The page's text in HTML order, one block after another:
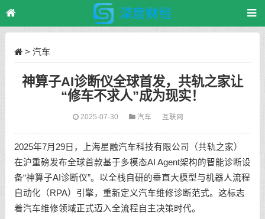
> 汽车
神算子AI诊断仪全球首发，共轨之家让
“修车不求人”成为现实！
2025-07-30 汽车 互联网
2025年7月29日，上海星融汽车科技有限公司（共轨之家）
在沪重磅发布全球首款基于多模态AI Agent架构的智能诊断设
备“神算子AI诊断仪”。以全栈自研的垂直大模型与机器人流程
自动化（RPA）引擎，重新定义汽车维修诊断范式。这标志
着汽车维修领域正式迈入全流程自主决策时代。